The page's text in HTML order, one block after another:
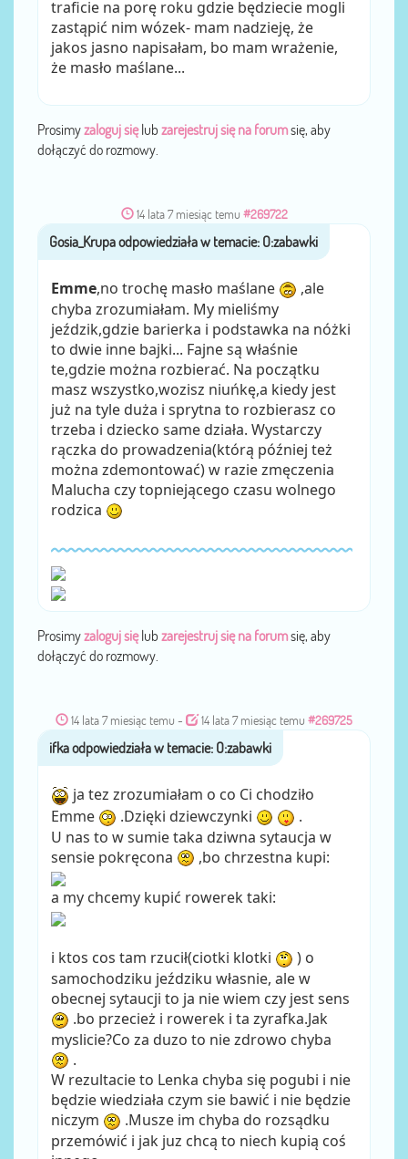
traficie na porę roku gdzie będziecie mogli
zastąpić nim wózek- mam nadzieję, że
jakos jasno napisałam, bo mam wrażenie,
że masło maślane...
Prosimyzaloguj sięlub zarejestruj się na forumsię, aby
dołączyć do rozmowy.
14 lata 7 miesiąc temu #269722
przezGosia_Krupa
Emme,no trochę masło maślane
,ale
chyba zrozumiałam. My mieliśmy
jeździk,gdzie barierka i podstawka na nóżki
to dwie inne bajki... Fajne są właśnie
te,gdzie można rozbierać. Na początku
masz wszystko,wozisz niuńkę,a kiedy jest
już na tyle duża i sprytna to rozbierasz co
trzeba i dziecko same działa. Wystarczy
rączka do prowadzenia(którą później też
można zdemontować) w razie zmęczenia
Malucha czy topniejącego czasu wolnego
rodzica
Prosimyzaloguj sięlub zarejestruj się na forumsię, aby
dołączyć do rozmowy.
14 lata 7 miesiąc temu - 14 lata 7 miesiąc temu #269725
przezifka
ja tez zrozumiałam o co Ci chodziło
Emme
.Dzięki dziewczynki
.
U nas to w sumie taka dziwna sytaucja w
sensie pokręcona
,bo chrzestna kupi:
a my chcemy kupić rowerek taki:
i ktos cos tam rzucił(ciotki klotki
) o
samochodziku jeździku własnie, ale w
obecnej sytaucji to ja nie wiem czy jest sens
.bo przecież i rowerek i ta zyrafka.Jak
myslicie?Co za duzo to nie zdrowo chyba
.
W rezultacie to Lenka chyba się pogubi i nie
będzie wiedziała czym sie bawić i nie będzie
niczym
.Musze im chyba do rozsądku
przemówić i jak juz chcą to niech kupią coś